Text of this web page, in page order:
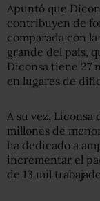
Apuntó que
contribuyen de
comparada con
grande del país,
Diconsa tiene 27
en lugares de
A su vez,
millones de
ha dedicado a
incrementar el
de 13 mil